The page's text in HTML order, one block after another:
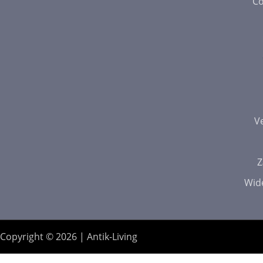
Copyright © 2026 | Antik-Living